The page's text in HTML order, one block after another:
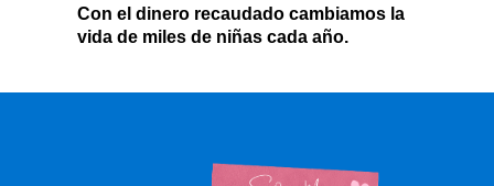
Con el dinero recaudado cambiamos la
vida de miles de niñas cada año.